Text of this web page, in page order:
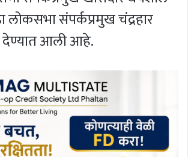
लोकसभा संपर्कप्रमुख चंद्रहार
देण्यात आली आहे.